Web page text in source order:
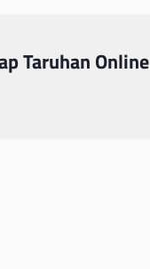
Taruhan Online